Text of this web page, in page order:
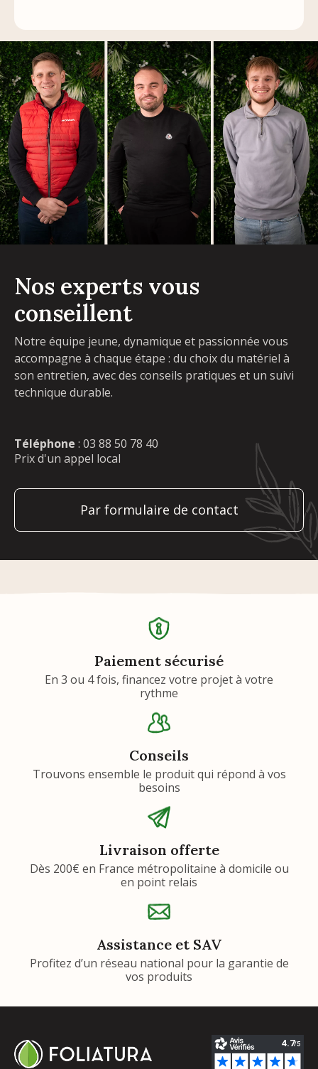
Nos experts vous
conseillent
Notre équipe jeune, dynamique et passionnée vous
accompagne à chaque étape : du choix du matériel à
son entretien, avec des conseils pratiques et un suivi
technique durable.
Téléphone : 03 88 50 78 40
Prix d'un appel local
Par formulaire de contact
Paiement sécurisé
En 3 ou 4 fois, financez votre projet à votre
rythme
Conseils
Trouvons ensemble le produit qui répond à vos
besoins
Livraison offerte
Dès 200€ en France métropolitaine à domicile ou
en point relais
Assistance et SAV
Profitez d’un réseau national pour la garantie de
vos produits